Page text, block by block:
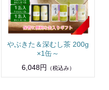
やぶきた＆深むし茶 200g
×1缶～
6,048円
（税込み）